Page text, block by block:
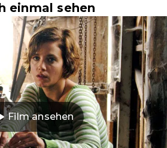
einmal sehen
Film ansehen